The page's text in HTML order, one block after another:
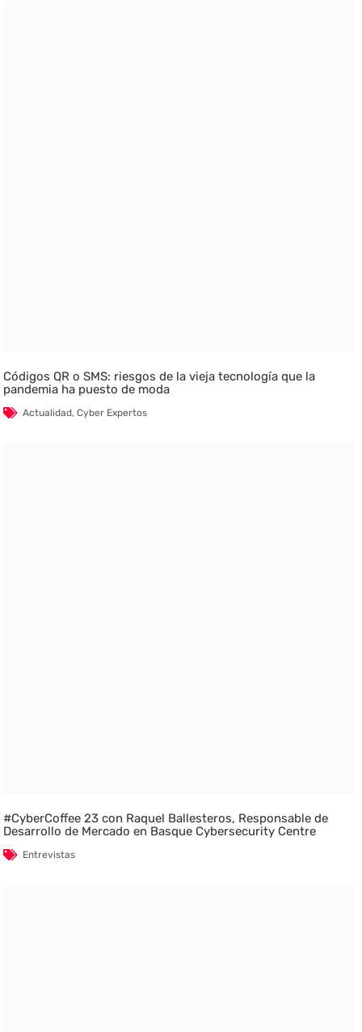
Códigos QR o SMS: riesgos de la vieja tecnología que la
pandemia ha puesto de moda
Actualidad,Cyber Expertos
#CyberCoffee 23 con Raquel Ballesteros, Responsable de
Desarrollo de Mercado en Basque Cybersecurity Centre
Entrevistas